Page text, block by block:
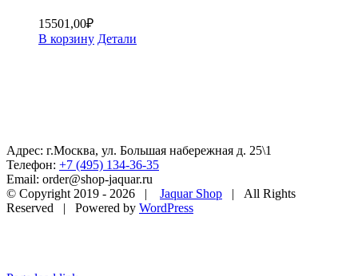
15501,00₽
В корзину Детали
Адрес: г.Москва, ул. Большая набережная д. 25\1
Телефон: +7 (495) 134-36-35
Email: order@shop-jaquar.ru
© Copyright 2019 - 2026 | Jaquar Shop | All Rights
Reserved | Powered by WordPress